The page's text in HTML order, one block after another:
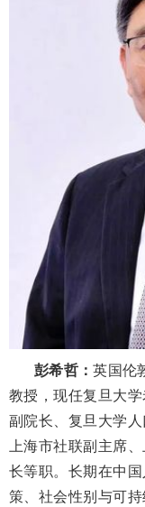
彭希哲：英国伦
教授，现任复旦大
副院长、复旦大学
上海市社联副主席
长等职。长期在中
策、社会性别与可